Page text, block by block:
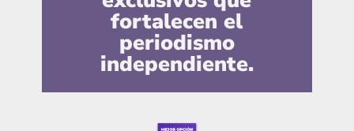
fortalecen el
periodismo
independiente.